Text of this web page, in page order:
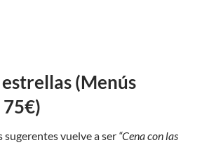
estrellas (Menús
sugerentes vuelve a ser “Cena con las